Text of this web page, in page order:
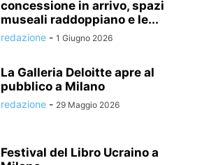
concessione in arrivo, spazi
museali raddoppiano e le...
redazione - 1 Giugno 2026
La Galleria Deloitte apre al
pubblico a Milano
redazione - 29 Maggio 2026
Festival del Libro Ucraino a